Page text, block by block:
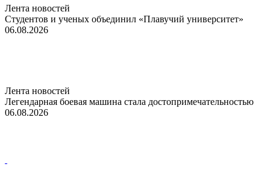
Лента новостей
Студентов и ученых объединил «Плавучий университет»
06.08.2026
Лента новостей
Легендарная боевая машина стала достопримечательностью
06.08.2026